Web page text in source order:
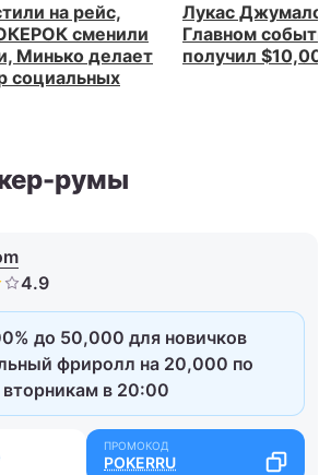
на рейс,
сменили
Минько делает
социальных
Лукас
Главном
получил
румы
до 50,000 для новичков
фриролл на 20,000 по
вторникам в 20:00
POKERRU